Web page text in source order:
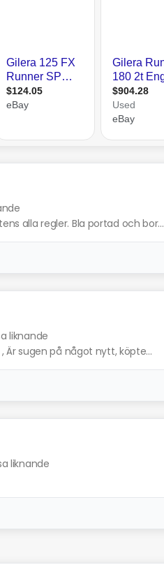
alla regler. Bla portad och bor...
liknande
Är sugen på något nytt, köpte...
liknande